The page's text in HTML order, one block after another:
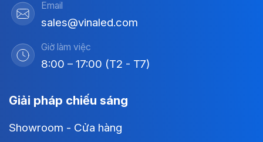
Email
sales@vinaled.com
Giờ làm việc
8:00 – 17:00 (T2 - T7)
Giải pháp chiếu sáng
Showroom - Cửa hàng